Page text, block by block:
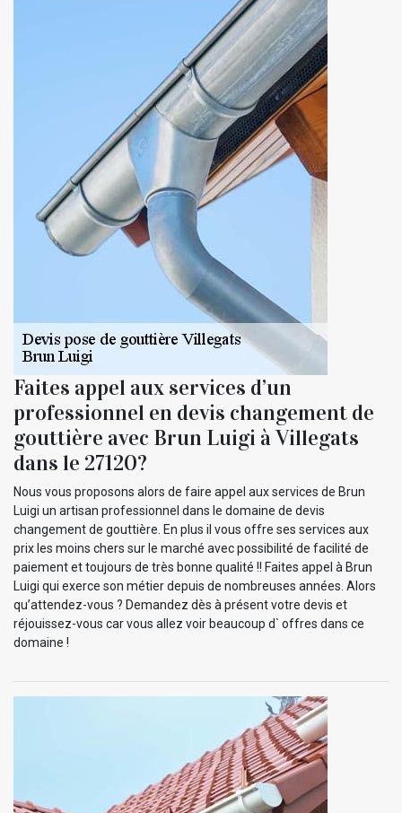
Faites appel aux services d’un
professionnel en devis changement de
gouttière avec Brun Luigi à Villegats
dans le 27120?
Nous vous proposons alors de faire appel aux services de Brun
Luigi un artisan professionnel dans le domaine de devis
changement de gouttière. En plus il vous offre ses services aux
prix les moins chers sur le marché avec possibilité de facilité de
paiement et toujours de très bonne qualité !! Faites appel à Brun
Luigi qui exerce son métier depuis de nombreuses années. Alors
qu’attendez-vous ? Demandez dès à présent votre devis et
réjouissez-vous car vous allez voir beaucoup d` offres dans ce
domaine !